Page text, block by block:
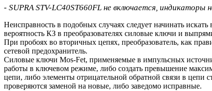
- SUPRA STV-LC40ST660FL не включается, индикаторы
Неисправность в подобных случаях следует начинать
вероятность КЗ в преобразователях силовые ключи и
При пробоях во вторичных цепях, преобразователь, как
сетевой предохранитель.
Силовые ключи Mos-Fet, применяемые в импульсных
работы в ключевом режиме, либо создать превышение
цепи, либо элементы отрицательной обратной связи в
проверяются заменой на новые, либо заведомо исправные.